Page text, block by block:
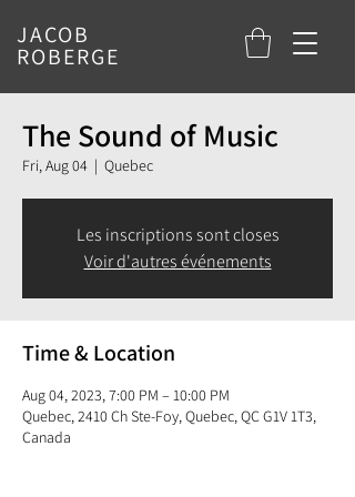
JACOB
ROBERGE
The Sound of Music
Fri, Aug 04
  |
Quebec
Les inscriptions sont closes
Voir d'autres événements
Time & Location
Aug 04, 2023, 7:00 PM – 10:00 PM
Quebec, 2410 Ch Ste-Foy, Quebec, QC G1V 1T3,
Canada